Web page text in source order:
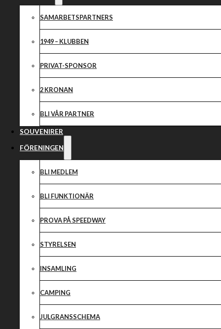
SAMARBETSPARTNERS
1949 – KLUBBEN
PRIVAT-SPONSOR
2 KRONAN
BLI VÅR PARTNER
SOUVENIRER
FÖRENINGEN
BLI MEDLEM
BLI FUNKTIONÄR
PROVA PÅ SPEEDWAY
STYRELSEN
INSAMLING
CAMPING
JULGRANSSCHEMA